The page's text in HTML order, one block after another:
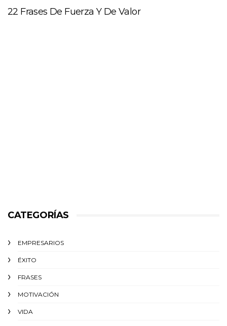
22 Frases De Fuerza Y De Valor
CATEGORÍAS
EMPRESARIOS
ÉXITO‬
FRASES
MOTIVACIÓN
VIDA